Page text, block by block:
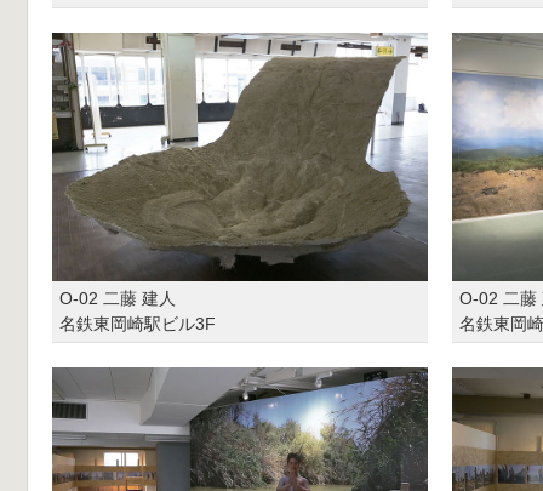
O-02 二藤 建人
名鉄東岡崎駅ビル3F
O-02 二藤
名鉄東岡